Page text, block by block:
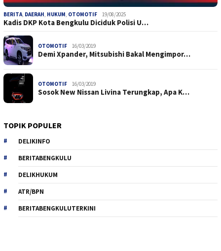
BERITA, DAERAH, HUKUM, OTOMOTIF 19/08/2025
Kadis DKP Kota Bengkulu Diciduk Polisi U…
OTOMOTIF 16/03/2019
Demi Xpander, Mitsubishi Bakal Mengimpor…
OTOMOTIF 16/03/2019
Sosok New Nissan Livina Terungkap, Apa K…
TOPIK POPULER
DELIKINFO
BERITABENGKULU
DELIKHUKUM
ATR/BPN
BERITABENGKULUTERKINI